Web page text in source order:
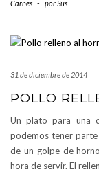
Carnes - porSus
31 de diciembre de 2014
POLLO
Un plato para una
podemos tener
de un golpe de
hora de servir. El